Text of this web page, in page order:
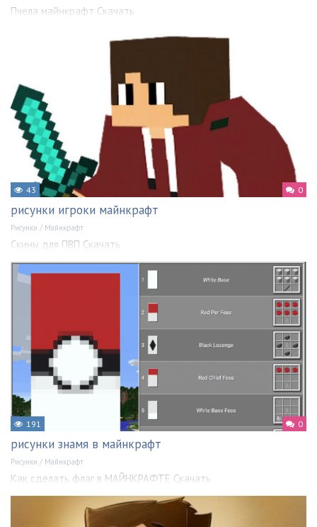
Пчела майнкрафт Скачать
43 0
рисунки игроки майнкрафт
Рисунки / Майнкрафт
Скины для ПВП Скачать
191 0
рисунки знамя в майнкрафт
Рисунки / Майнкрафт
Как сделать флаг в МАЙНКРАФТЕ Скачать